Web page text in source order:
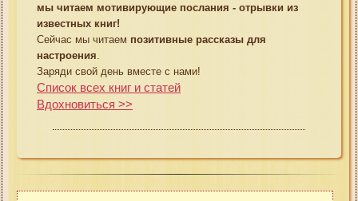
мы читаем мотивирующие послания - отрывки из
известных книг!
Сейчас мы читаем позитивные рассказы для
настроения
Заряди свой день вместе с нами!
Список всех книг и статей
Вдохновиться >>